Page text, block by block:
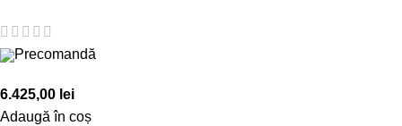
Precomandă
6.425,00 lei
Adaugă în coș